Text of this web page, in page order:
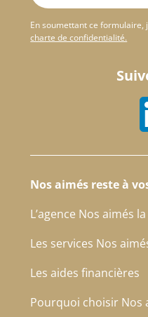
En soumettant ce formulaire,
charte de confidentialité.
Nos aimés reste à
L’agence Nos aimés
Les services Nos
Les aides financières
Pourquoi choisir Nos